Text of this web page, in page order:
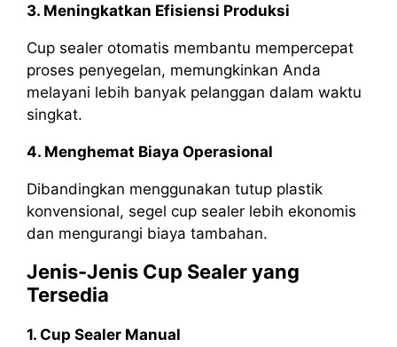
3. Meningkatkan Efisiensi Produksi
Cup sealer otomatis membantu mempercepat
proses penyegelan, memungkinkan Anda
melayani lebih banyak pelanggan dalam waktu
singkat.
4. Menghemat Biaya Operasional
Dibandingkan menggunakan tutup plastik
konvensional, segel cup sealer lebih ekonomis
dan mengurangi biaya tambahan.
Jenis-Jenis Cup Sealer yang
Tersedia
1. Cup Sealer Manual